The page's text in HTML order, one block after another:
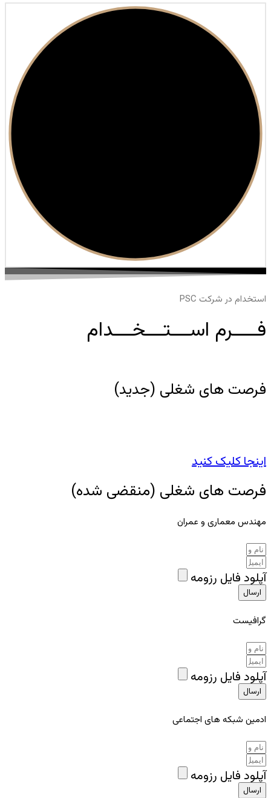
استخدام در شرکت PSC
فــــرم اســـتـــخـــدام
فرصت های شغلی (جدید)
اینجا کلیک کنید
فرصت های شغلی (منقضی شده)
مهندس معماری و عمران
آپلود فایل رزومه
ارسال
گرافیست
آپلود فایل رزومه
ارسال
ادمین شبکه های اجتماعی
آپلود فایل رزومه
ارسال